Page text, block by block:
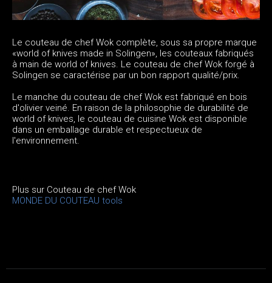
Le couteau de chef Wok complète, sous sa propre marque
«world of knives made in Solingen», les couteaux fabriqués
à main de world of knives. Le couteau de chef Wok forgé à
Solingen se caractérise par un bon rapport qualité/prix.
Le manche du couteau de chef Wok est fabriqué en bois
d'olivier veiné. En raison de la philosophie de durabilité de
world of knives, le couteau de cuisine Wok est disponible
dans un emballage durable et respectueux de
l'environnement.
Plus sur Couteau de chef Wok
MONDE DU COUTEAU tools